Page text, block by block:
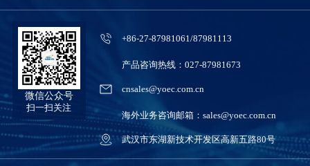
微信公众号
扫一扫关注
+86-27-87981061/87981113
产品咨询热线：027-87981673
cnsales@yoec.com.cn
海外业务咨询邮箱：sales@yoec.com.cn
武汉市东湖新技术开发区高新五路80号